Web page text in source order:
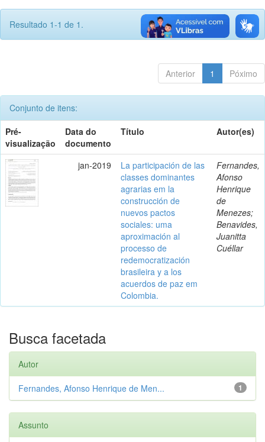
Resultado 1-1 de 1.
Anterior 1 Póximo
Conjunto de itens:
Pré-
visualização
Data do
documento
Título Autor(es)
jan-2019
La participación de las
classes dominantes
agrarias em la
construcción de
nuevos pactos
sociales: uma
aproximación al
processo de
redemocratización
brasileira y a los
acuerdos de paz em
Colombia.
Fernandes,
Afonso
Henrique
de
Menezes;
Benavides,
Juanitta
Cuéllar
Busca facetada
Autor
1
Fernandes, Afonso Henrique de Men...
Assunto